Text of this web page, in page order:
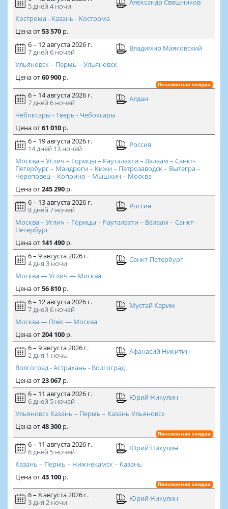
5 дней 4 ночи
Александр Свешников
Кострома - Казань - Кострома
Ценаот53 570р.
6 – 12 августа 2026 г.
7 дней 6 ночей
Владимир Маяковский
Ульяновск – Пермь – Ульяновск
Ценаот60 900р.
Пенсионная скидка
6 – 14 августа 2026 г.
7 дней 6 ночей
Алдан
Чебоксары - Тверь - Чебоксары
Ценаот61 010р.
6 – 19 августа 2026 г.
14 дней 13 ночей
Россия
Москва – Углич – Горицы – Рауталахти – Валаам – Санкт-
Петербург – Мандроги – Кижи – Петрозаводск – Вытегра –
Череповец – Коприно – Мышкин – Москва
Ценаот245 290р.
6 – 13 августа 2026 г.
8 дней 7 ночей
Россия
Москва – Углич – Горицы – Рауталахти – Валаам – Санкт-
Петербург
Ценаот 141 490р.
6 – 9 августа 2026 г.
4 дня 3 ночи
Санкт-Петербург
Москва — Углич — Москва
Ценаот56 810р.
6 – 12 августа 2026 г.
7 дней 6 ночей
Мустай Карим
Москва — Плёс — Москва
Ценаот204 100р.
6 – 9 августа 2026 г.
2 дня 1 ночь
Афанасий Никитин
Волгоград - Астрахань - Волгоград
Ценаот23 067р.
6 – 11 августа 2026 г.
6 дней 5 ночей
Юрий Никулин
Ульяновск Казань – Пермь – Казань Ульяновск
Ценаот48 300р.
Пенсионная скидка
6 – 11 августа 2026 г.
6 дней 5 ночей
Юрий Никулин
Казань – Пермь – Нижнекамск – Казань
Ценаот43 100р.
Пенсионная скидка
6 – 8 августа 2026 г.
3 дня 2 ночи
Юрий Никулин